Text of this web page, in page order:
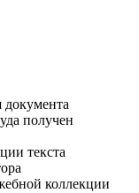
получен
текста
коллекции